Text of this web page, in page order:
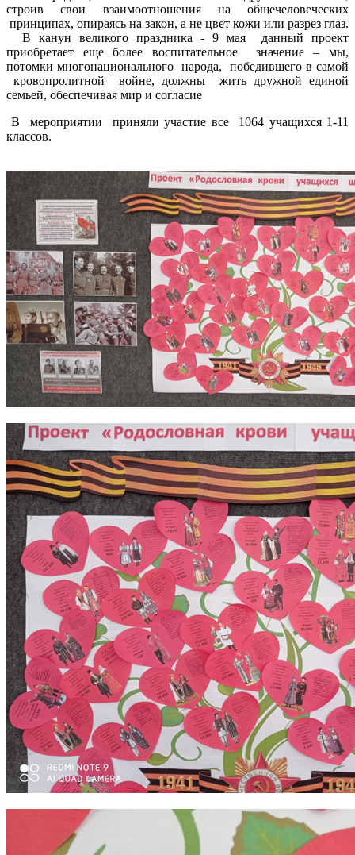
строив свои взаимоотношения на общечеловеческих
принципах, опираясь на закон, а не цвет кожи или разрез глаз.
В канун великого праздника - 9 мая данный проект
приобретает еще более воспитательное значение – мы,
потомки многонационального народа, победившего в самой
кровопролитной войне, должны жить дружной единой
семьей, обеспечивая мир и согласие
В мероприятии приняли участие все 1064 учащихся 1-11
классов.